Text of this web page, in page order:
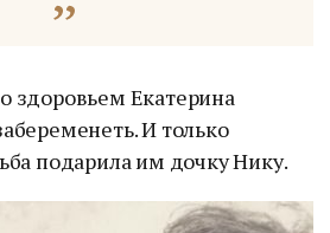
здоровьем Екатерина
И только
подарила им дочку Нику.